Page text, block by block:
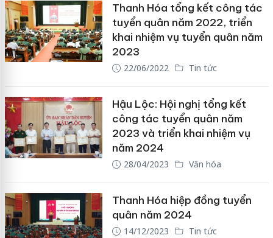
Thanh Hóa tổng kết công tác
tuyển quân năm 2022, triển
khai nhiệm vụ tuyển quân năm
2023
22/06/2022 Tin tức
Hậu Lộc: Hội nghị tổng kết
công tác tuyển quân năm
2023 và triển khai nhiệm vụ
năm 2024
28/04/2023 Văn hóa
Thanh Hóa hiệp đồng tuyển
quân năm 2024
14/12/2023 Tin tức